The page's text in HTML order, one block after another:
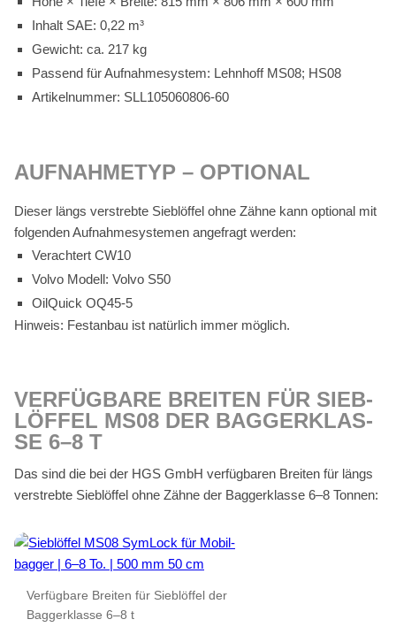
In­halt SAE: 0,22 m³
Ge­wicht: ca. 217 kg
Pas­send für Auf­nah­me­sys­tem: Lehn­hoff MS08; HS08
Ar­ti­kel­num­mer: SLL105060806-60
AUF­NAH­ME­TYP – OP­TIO­NAL
Die­ser längs ver­streb­te Sieb­löf­fel ohne Zäh­ne kann op­tio­nal mit
fol­gen­den Auf­nah­me­sys­te­men an­ge­fragt wer­den:
Ver­ach­tert CW10
Vol­vo Mo­dell: Vol­vo S50
Oil­Quick OQ45‑5
Hin­weis: Fest­an­bau ist na­tür­lich im­mer mög­lich.
VER­FÜG­BA­RE BREI­TEN FÜR SIEB­
LÖF­FEL MS08 DER BAG­GER­KLAS­
SE 6–8 T
Das sind die bei der HGS GmbH ver­füg­ba­ren Brei­ten für längs
ver­streb­te Sieb­löf­fel ohne Zäh­ne der Bag­ger­klas­se 6–8 Ton­nen:
Ver­füg­ba­re Brei­ten für Sieb­löf­fel der
Bag­ger­klas­se 6–8 t